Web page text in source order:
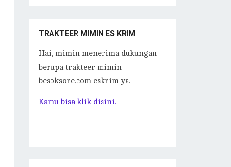
TRAKTEER MIMIN ES KRIM
Hai, mimin menerima dukungan
berupa trakteer mimin
besoksore.com eskrim ya.
Kamu bisa klik disini.